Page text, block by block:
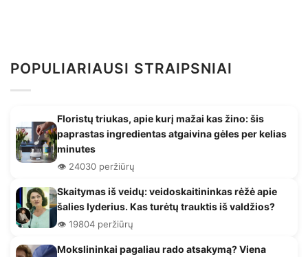
POPULIARIAUSI STRAIPSNIAI
Floristų triukas, apie kurį mažai kas žino: šis
paprastas ingredientas atgaivina gėles per kelias
minutes
👁️ 24030 peržiūrų
Skaitymas iš veidų: veidoskaitininkas rėžė apie
šalies lyderius. Kas turėtų trauktis iš valdžios?
👁️ 19804 peržiūrų
Mokslininkai pagaliau rado atsakymą? Viena